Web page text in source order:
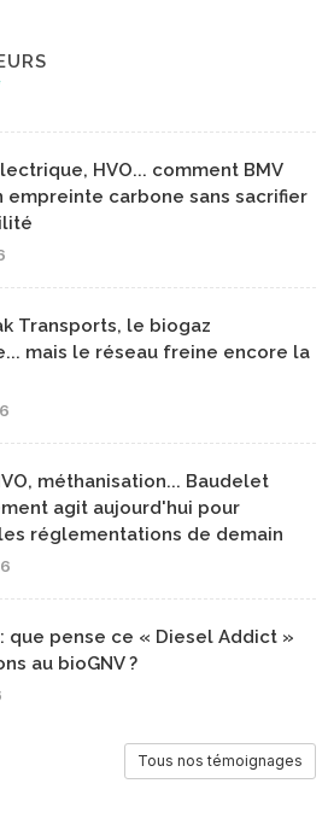
HVO... comment BMV
empreinte carbone sans sacrifier
Transports, le biogaz
mais le réseau freine encore la
méthanisation... Baudelet
agit aujourd'hui pour
réglementations de demain
que pense ce « Diesel Addict »
au bioGNV ?
Tous nos témoignages